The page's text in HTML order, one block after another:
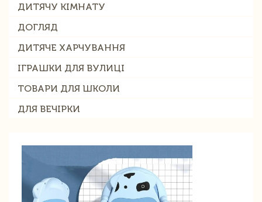
ДИТЯЧУ КІМНАТУ
ДОГЛЯД
ДИТЯЧЕ ХАРЧУВАННЯ
ІГРАШКИ ДЛЯ ВУЛИЦІ
ТОВАРИ ДЛЯ ШКОЛИ
ДЛЯ ВЕЧІРКИ